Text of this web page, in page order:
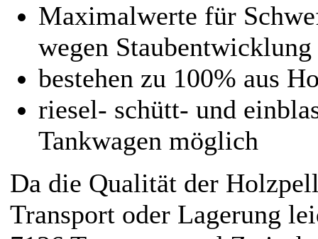
Maximalwerte für
wegen
bestehen zu 100% aus
riesel- schütt- und
Tankwagen möglich
Da die Qualität der
Transport oder Lagerung